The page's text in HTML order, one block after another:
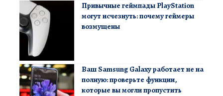
Привычные геймпады PlayStation
могут исчезнуть: почему геймеры
возмущены
Ваш Samsung Galaxy работает не на
полную: проверьте функции,
которые вы могли пропустить